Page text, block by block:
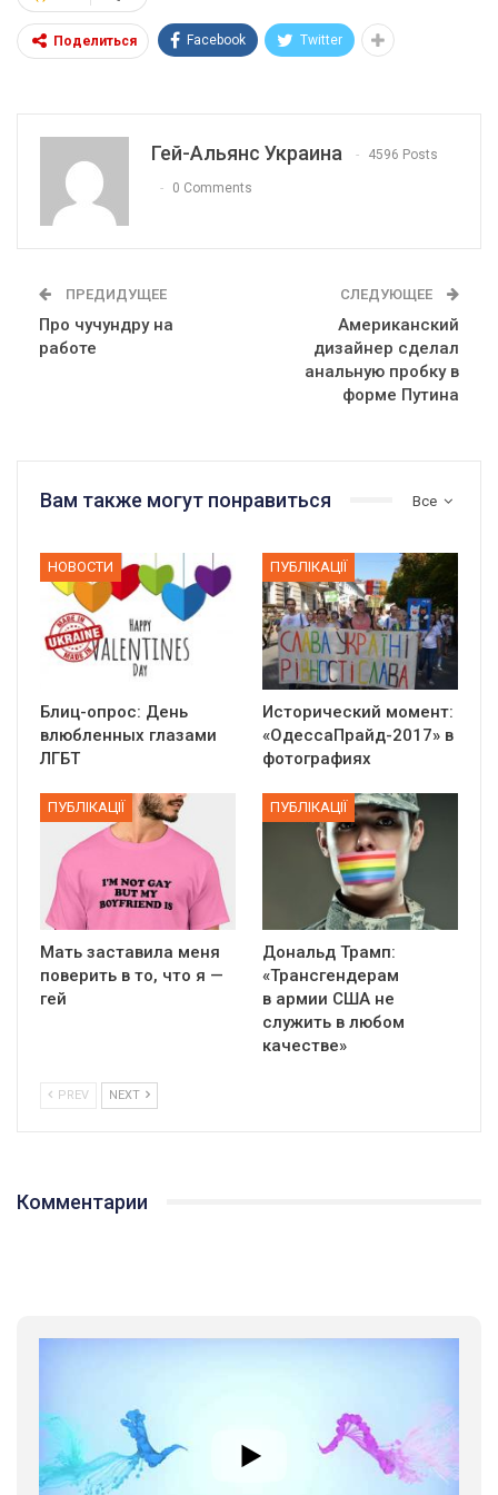
Поделиться Facebook Twitter
Гей-Альянс Украина 4596 Posts
0 Comments
ПРЕДИДУЩЕЕ
Про чучундру на
работе
СЛЕДУЮЩЕЕ
Американский
дизайнер сделал
анальную пробку в
форме Путина
Все
Вам также могут понравиться
НОВОСТИ
Блиц-опрос: День
влюбленных глазами
ЛГБТ
ПУБЛІКАЦІЇ
Исторический момент:
«ОдессаПрайд-2017» в
фотографиях
ПУБЛІКАЦІЇ
Мать заставила меня
поверить в то, что я —
гей
ПУБЛІКАЦІЇ
Дональд Трамп:
«Трансгендерам
в армии США не
служить в любом
качестве»
PREV NEXT
Комментарии
провести вуличні акції. Наше відео-звернення про те, що
навіть коли ми у різних містах та не можемо зустрінеться, ми
разом. Ми закликаємо всіх хто поділяє цінності рівності та
солідарності, приєднатися до нас. Регіональні підрозділи
ГАУ є в 16 областях України.
423 Просмотров 1 Комментариев